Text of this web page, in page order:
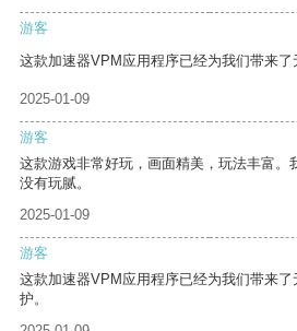
游客
这款加速器VPM应用程序已经为我们带来了
2025-01-09
游客
这款游戏非常好玩，画面精美，玩法丰富。
没有玩腻。
2025-01-09
游客
这款加速器VPM应用程序已经为我们带来
护。